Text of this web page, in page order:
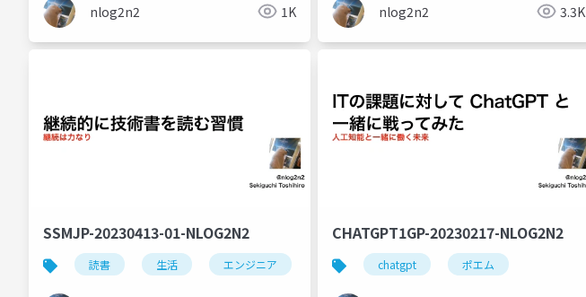
nlog2n2 1K nlog2n2 3.3K
SSMJP-20230413-01-NLOG2N2
読書 生活 エンジニア
CHATGPT1GP-20230217-NLOG2N2
chatgpt ポエム